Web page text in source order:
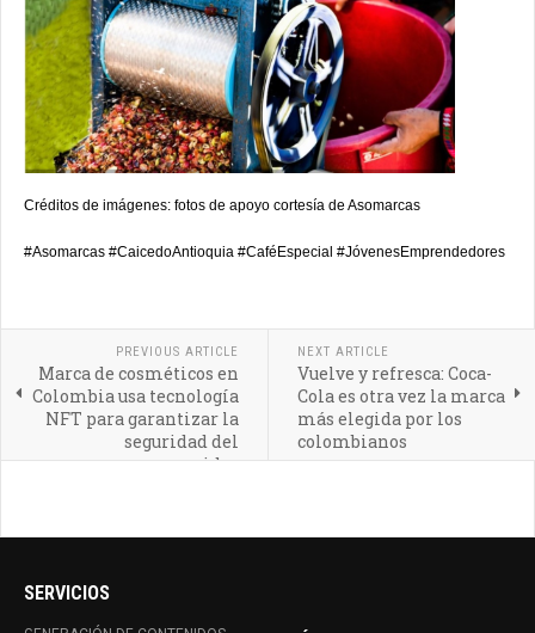
Créditos de imágenes: fotos de apoyo cortesía de Asomarcas
#Asomarcas #CaicedoAntioquia #CaféEspecial #JóvenesEmprendedores
PREVIOUS ARTICLE
Marca de cosméticos en
Colombia usa tecnología
NFT para garantizar la
seguridad del
consumidor
NEXT ARTICLE
Vuelve y refresca: Coca-
Cola es otra vez la marca
más elegida por los
colombianos
SERVICIOS